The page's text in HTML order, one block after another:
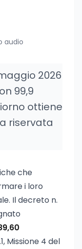
audio
2026
99,9
ottiene
riservata
che
i loro
Il decreto n.
Missione 4 del